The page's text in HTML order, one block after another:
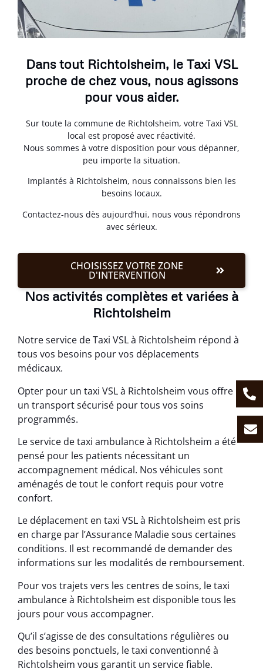
Dans tout Richtolsheim, le Taxi VSL
proche de chez vous, nous agissons
pour vous aider.
Sur toute la commune de Richtolsheim, votre Taxi VSL
local est proposé avec réactivité.
Nous sommes à votre disposition pour vous dépanner,
peu importe la situation.
Implantés à Richtolsheim, nous connaissons bien les
besoins locaux.
Contactez-nous dès aujourd’hui, nous vous répondrons
avec sérieux.
CHOISISSEZ VOTRE ZONE
D'INTERVENTION
Nos activités complètes et variées à
Richtolsheim
Notre service de Taxi VSL à Richtolsheim répond à
tous vos besoins pour vos déplacements
médicaux.
Opter pour un taxi VSL à Richtolsheim vous offre
un transport sécurisé pour tous vos soins
programmés.
Le service de taxi ambulance à Richtolsheim a été
pensé pour les patients nécessitant un
accompagnement médical. Nos véhicules sont
aménagés de tout le confort requis pour votre
confort.
Le déplacement en taxi VSL à Richtolsheim est pris
en charge par l’Assurance Maladie sous certaines
conditions. Il est recommandé de demander des
informations sur les modalités de remboursement.
Pour vos trajets vers les centres de soins, le taxi
ambulance à Richtolsheim est disponible tous les
jours pour vous accompagner.
Qu’il s’agisse de des consultations régulières ou
des besoins ponctuels, le taxi conventionné à
Richtolsheim vous garantit un service fiable.